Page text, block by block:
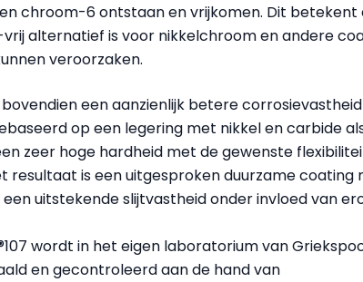
chroom-6 ontstaan en vrijkomen. Dit betekent
alternatief is voor nikkelchroom en andere
veroorzaken.
een aanzienlijk betere
op een legering met nikkel en carbide
zeer hoge hardheid met de gewenste
resultaat is een uitgesproken duurzame coating
uitstekende slijtvastheid onder invloed van
wordt in het eigen laboratorium van
en gecontroleerd aan de hand van